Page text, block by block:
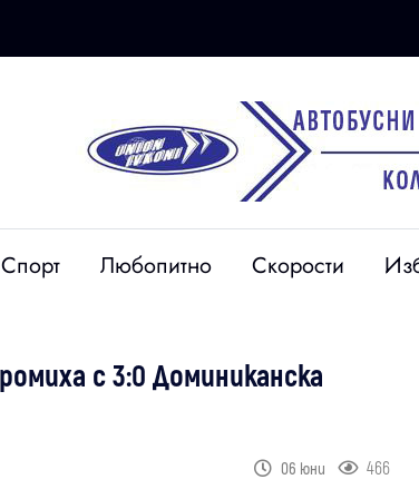
Спорт Любопитно Скорости
с 3:0 Доминиканска
06 юни 466